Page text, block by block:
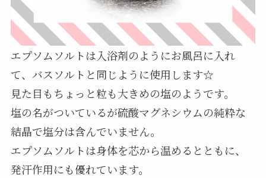
エプソムソルトは入浴剤のようにお風呂に入れ
て、バスソルトと同じように使用します☆
見た目もちょっと粒も大きめの塩のようです。
塩の名がついているが硫酸マグネシウムの純粋な
結晶で塩分は含んでいません。
エプソムソルトは身体を芯から温めるとともに、
発汗作用にも優れています。